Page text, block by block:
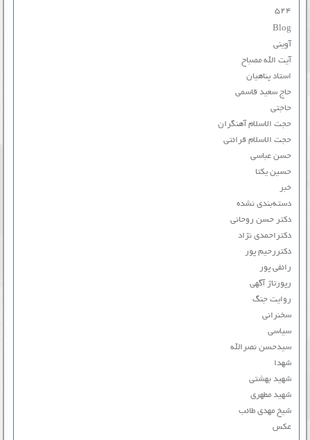
۵۲۴
Blog
آوینی
آیت الله مصباح
استاد پناهیان
حاج سعید قاسمی
حاجتی
حجت الاسلام آهنگران
حجت الاسلام قرائتی
حسن عباسی
حسین یکتا
خبر
دسته‌بندی نشده
دکتر حسن روحانی
دکتراحمدی نژاد
دکتررحیم پور
رائفی پور
رپورتاژ آگهی
روایت جنگ
سخنرانی
سیاسی
سیدحسن نصرالله
شهدا
شهید بهشتی
شهید مطهری
شیخ مهدی طائب
عکس